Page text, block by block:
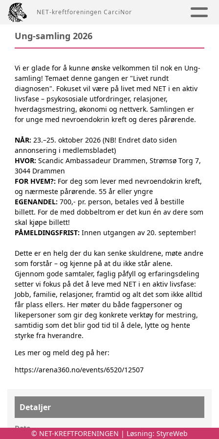
NET-kreftforeningen CarciNor
Ung-samling 2026
Vi er glade for å kunne ønske velkommen til nok en Ung-
samling! Temaet denne gangen er "Livet rundt
diagnosen". Fokuset vil være på livet med NET i en aktiv
livsfase – psykososiale utfordringer, relasjoner,
hverdagsmestring, økonomi og nettverk. Samlingen er
for unge med nevroendokrin kreft og deres pårørende.
NÅR: 23.–25. oktober 2026 (NB! Endret dato siden
annonsering i medlemsbladet)
HVOR: Scandic Ambassadeur Drammen, Strømsø Torg 7,
3044 Drammen
FOR HVEM?: For deg som lever med nevroendokrin kreft,
og nærmeste pårørende. 55 år eller yngre
EGENANDEL: 700,- pr. person, betales ved å bestille
billett. For de med dobbeltrom er det kun én av dere som
skal kjøpe billett!
PÅMELDINGSFRIST: Innen utgangen av 20. september!
Dette er en helg der du kan senke skuldrene, møte andre
som forstår – og kjenne på at du ikke står alene.
Gjennom gode samtaler, faglig påfyll og erfaringsdeling
setter vi fokus på det å leve med NET i en aktiv livsfase:
Jobb, familie, relasjoner, framtid og alt det som ikke alltid
får plass ellers. Her møter du både fagpersoner og
likepersoner som gir deg konkrete verktøy for mestring,
samtidig som det blir god tid til å dele, lytte og hente
styrke fra hverandre.
Les mer og meld deg på her:
https://arena360.no/events/6520/12507
Detaljer
Dato
© NET-KREFTFORENINGEN | Løsning: StyreWeb